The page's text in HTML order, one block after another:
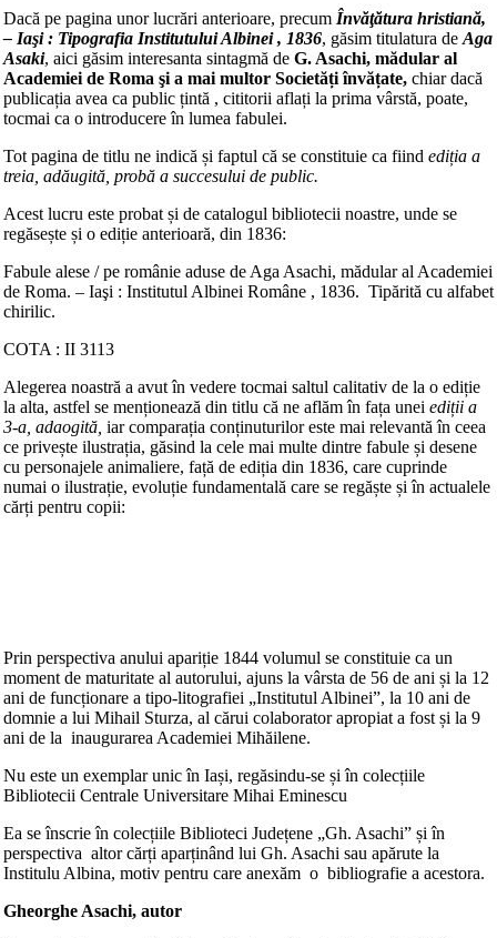
Dacă pe pagina unor lucrări anterioare, precum Învăţătura hristiană,
– Iaşi : Tipografia Institutului Albinei , 1836, găsim titulatura de Aga
Asaki, aici găsim interesanta sintagmă de G. Asachi, mădular al
Academiei de Roma şi a mai multor Societăți învățate, chiar dacă
publicația avea ca public țintă , cititorii aflați la prima vârstă, poate,
tocmai ca o introducere în lumea fabulei.
Tot pagina de titlu ne indică și faptul că se constituie ca fiind ediția a
treia, adăugită, probă a succesului de public.
Acest lucru este probat și de catalogul bibliotecii noastre, unde se
regăsește și o ediție anterioară, din 1836:
Fabule alese / pe românie aduse de Aga Asachi, mădular al Academiei
de Roma. – Iaşi : Institutul Albinei Române , 1836. Tipărită cu alfabet
chirilic.
COTA : II 3113
Alegerea noastră a avut în vedere tocmai saltul calitativ de la o ediție
la alta, astfel se menționează din titlu că ne aflăm în fața unei ediții a
3-a, adaogită, iar comparația conținuturilor este mai relevantă în ceea
ce privește ilustrația, găsind la cele mai multe dintre fabule și desene
cu personajele animaliere, față de ediția din 1836, care cuprinde
numai o ilustrație, evoluție fundamentală care se regăște și în actualele
cărți pentru copii:
Prin perspectiva anului apariție 1844 volumul se constituie ca un
moment de maturitate al autorului, ajuns la vârsta de 56 de ani și la 12
ani de funcționare a tipo-litografiei „Institutul Albinei”, la 10 ani de
domnie a lui Mihail Sturza, al cărui colaborator apropiat a fost și la 9
ani de la inaugurarea Academiei Mihăilene.
Nu este un exemplar unic în Iași, regăsindu-se și în colecțiile
Bibliotecii Centrale Universitare Mihai Eminescu
Ea se înscrie în colecțiile Biblioteci Județene „Gh. Asachi” și în
perspectiva altor cărți aparținând lui Gh. Asachi sau apărute la
Institulu Albina, motiv pentru care anexăm o bibliografie a acestora.
Gheorghe Asachi, autor